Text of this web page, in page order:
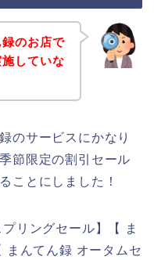
のお店で
していな
のサービスにかなり
節限定の割引セール
ことにしました！
リングセール】【 ま
まんてん録 オータムセ